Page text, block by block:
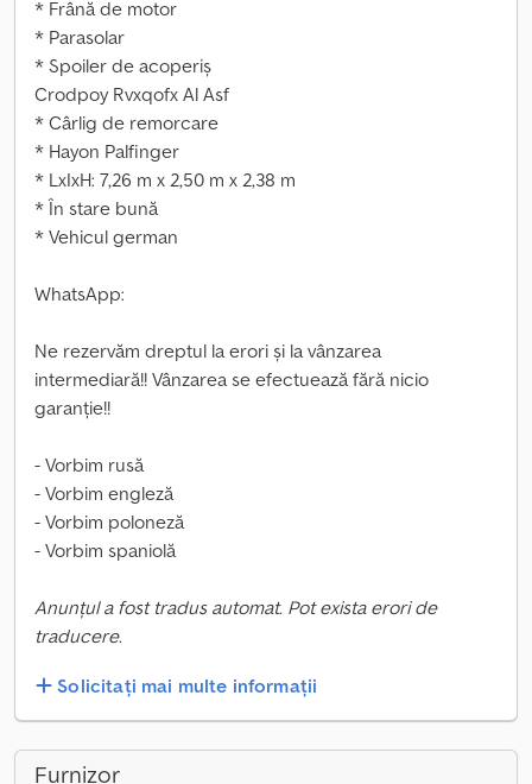
* Frână de motor
* Parasolar
* Spoiler de acoperiș
Crodpoy Rvxqofx Al Asf
* Cârlig de remorcare
* Hayon Palfinger
* LxIxH: 7,26 m x 2,50 m x 2,38 m
* În stare bună
* Vehicul german
WhatsApp:
Ne rezervăm dreptul la erori și la vânzarea
intermediară!! Vânzarea se efectuează fără nicio
garanție!!
- Vorbim rusă
- Vorbim engleză
- Vorbim poloneză
- Vorbim spaniolă
Anunțul a fost tradus automat. Pot exista erori de
traducere.
Solicitați mai multe informații
Furnizor